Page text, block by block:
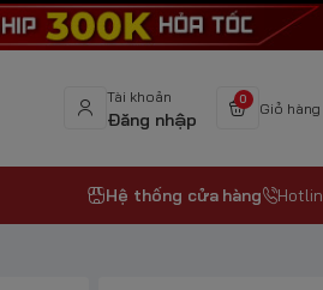
Tài khoản
Đăng nhập
0
Giỏ hàng
Hệ thống cửa hàng